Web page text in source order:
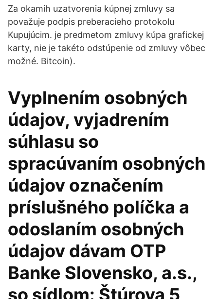
Za okamih uzatvorenia kúpnej zmluvy sa
považuje podpis preberacieho protokolu
Kupujúcim. je predmetom zmluvy kúpa grafickej
karty, nie je takéto odstúpenie od zmluvy vôbec
možné. Bitcoin).
Vyplnením osobných
údajov, vyjadrením
súhlasu so
spracúvaním osobných
údajov označením
príslušného políčka a
odoslaním osobných
údajov dávam OTP
Banke Slovensko, a.s.,
so sídlom: Štúrova 5,